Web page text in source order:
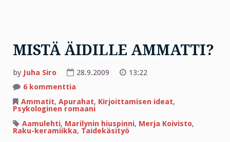
MISTÄ ÄIDILLE AMMATTI?
by Juha Siro 28.9.2009
13:22
6 kommenttia
ÄIDILLE
AMMATTI?
Ammatit, Apurahat, Kirjoittamisen ideat,
Psykologinen romaani
Aamulehti, Marilynin hiuspinni, Merja Koivisto,
Raku-keramiikka, Taidekäsityö